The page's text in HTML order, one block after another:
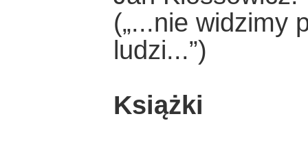
(„...nie widzimy
ludzi...”)
Książki